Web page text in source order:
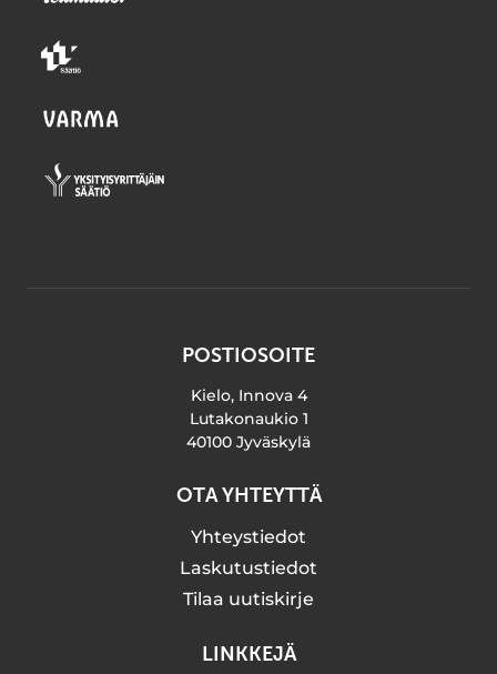
POSTIOSOITE
Kielo, Innova 4
Lutakonaukio 1
40100 Jyväskylä
OTA YHTEYTTÄ
Yhteystiedot
Laskutustiedot
Tilaa uutiskirje
LINKKEJÄ